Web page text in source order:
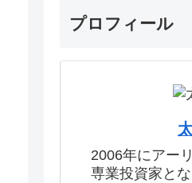
プロフィール
2006年にアー
専業投資家と